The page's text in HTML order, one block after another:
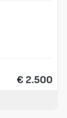
€ 2.500